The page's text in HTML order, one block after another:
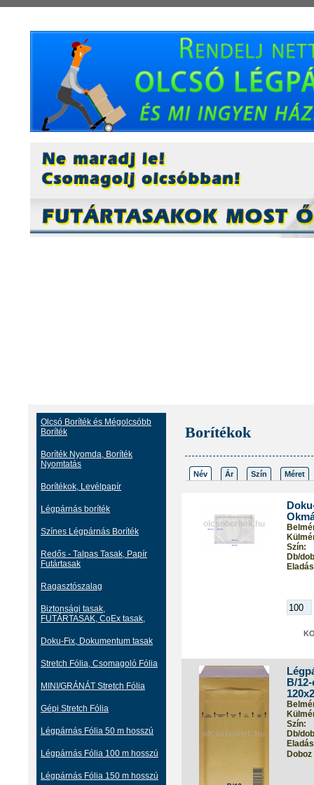
Olcsó Boríték és Mégolcsóbb
Boríték
Boríték Nyomda, Boríték
Nyomtatás
Borítékok, Levélpapír
Légpárnás boríték
Színes Légpárnás Boríték
Redős - Talpas Tasak, Papír
Futártasak
Ragasztószalag
Biztonsági tasak,
FUTÁRTASAK, CoEx tasak,
Doku-Fix, Dokumentum tasak
Stretch Fólia, Csomagoló Fólia
MINI/GRÁNÁT Stretch Fólia
Gépi Stretch Fólia
Légpárnás Fólia 50 m hosszú
Légpárnás Fólia 100 m hosszú
Légpárnás Fólia 150 m hosszú
Borítékok
Név Ár Szín Méret
Szín:
Db/
B/
Szín:
Db/